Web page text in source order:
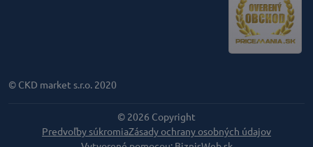
© CKD market s.r.o. 2020
© 2026 Copyright
Predvoľby súkromiaZásady ochrany osobných údajov